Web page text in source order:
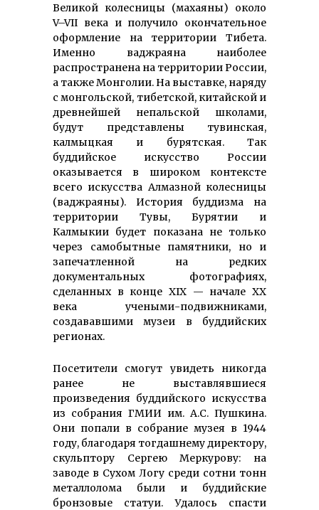
Великой колесницы (махаяны) около
V–VII века и получило окончательное
оформление на территории Тибета.
Именно ваджраяна наиболее
распространена на территории России,
а также Монголии. На выставке, наряду
с монгольской, тибетской, китайской и
древнейшей непальской школами,
будут представлены тувинская,
калмыцкая и бурятская. Так
буддийское искусство России
оказывается в широком контексте
всего искусства Алмазной колесницы
(ваджраяны). История буддизма на
территории Тувы, Бурятии и
Калмыкии будет показана не только
через самобытные памятники, но и
запечатленной на редких
документальных фотографиях,
сделанных в конце XIX — начале XX
века учеными-подвижниками,
создававшими музеи в буддийских
регионах.
Посетители смогут увидеть никогда
ранее не выставлявшиеся
произведения буддийского искусства
из собрания ГМИИ им. А.С. Пушкина.
Они попали в собрание музея в 1944
году, благодаря тогдашнему директору,
скульптору Сергею Меркурову: на
заводе в Сухом Логу среди сотни тонн
металлолома были и буддийские
бронзовые статуи. Удалось спасти